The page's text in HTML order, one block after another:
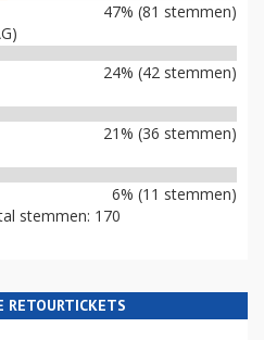
47% (81 stemmen)
24% (42 stemmen)
21% (36 stemmen)
6% (11 stemmen)
stemmen: 170
RETOURTICKETS